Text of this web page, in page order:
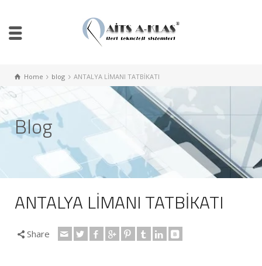
Home blog ANTALYA LİMANI TATBİKATI
Blog
ANTALYA LİMANI TATBİKATI
Share